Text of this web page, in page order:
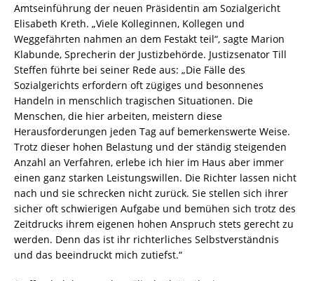
Amtseinführung der neuen Präsidentin am Sozialgericht
Elisabeth Kreth. „Viele Kolleginnen, Kollegen und
Weggefährten nahmen an dem Festakt teil“, sagte Marion
Klabunde, Sprecherin der Justizbehörde. Justizsenator Till
Steffen führte bei seiner Rede aus: „Die Fälle des
Sozialgerichts erfordern oft zügiges und besonnenes
Handeln in menschlich tragischen Situationen. Die
Menschen, die hier arbeiten, meistern diese
Herausforderungen jeden Tag auf bemerkenswerte Weise.
Trotz dieser hohen Belastung und der ständig steigenden
Anzahl an Verfahren, erlebe ich hier im Haus aber immer
einen ganz starken Leistungswillen. Die Richter lassen nicht
nach und sie schrecken nicht zurück. Sie stellen sich ihrer
sicher oft schwierigen Aufgabe und bemühen sich trotz des
Zeitdrucks ihrem eigenen hohen Anspruch stets gerecht zu
werden. Denn das ist ihr richterliches Selbstverständnis
und das beeindruckt mich zutiefst.“